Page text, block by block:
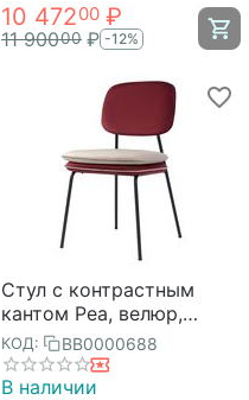
10 47200 ₽
11 90000 ₽ -12%
Стул с контрастным
кантом Pea, велюр,
бордовый/бежевый,
Bergenson Bjorn
КОД: BB0000688
В наличии